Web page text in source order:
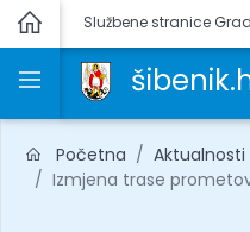
Službene stranice
Početna Aktualnosti
Izmjena trase